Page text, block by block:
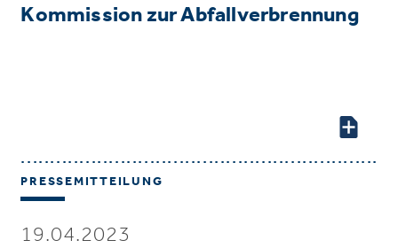
Kommission zur Abfallverbrennung
PRESSEMITTEILUNG
19.04.2023